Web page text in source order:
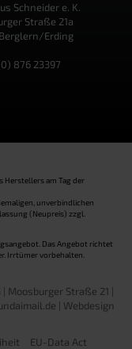
Schneider e. K.
Straße 21a
Erding
876 23397
Herstellers am Tag der
unverbindlichen
(Neupreis) zzgl.
Das Angebot richtet
Irrtümer vorbehalten.
Moosburger Straße 21 |
| Webdesign
EU-Data Act